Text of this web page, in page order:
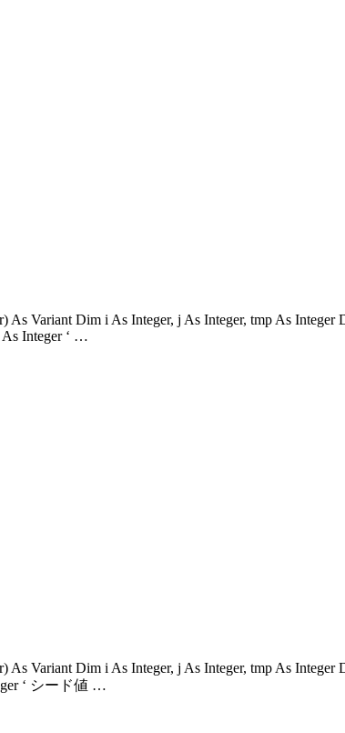
As Variant Dim i As Integer, j As Integer, tmp As
As Integer ‘ …
As Variant Dim i As Integer, j As Integer, tmp As
‘ シード値 …